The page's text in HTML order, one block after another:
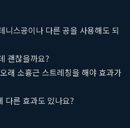
니스공이나 다른 공을 사용해도 되
괜찮을까요?
래 소흉근 스트레칭을 해야 효과가
다른 효과도 있나요?